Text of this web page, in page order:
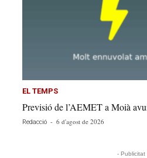
EL TEMPS
Previsió de l’AEMET a Moià
Redacció - 6 d'agost de 2026
- Publicitat